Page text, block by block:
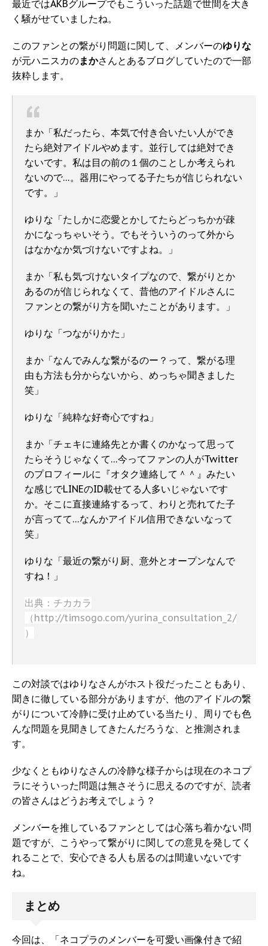
最近ではAKBグループでもこういった話題で世間を大き
く騒がせていましたね。
このファンとの繋がり問題に関して、メンバーのゆりな
が元ハニスカのまかさんとあるブログしていたので一部
抜粋します。
まか「私だったら、本気で付き合いたい人ができ
たら絶対アイドルやめます。並行しては絶対でき
ないです。私は目の前の１個のことしか考えられ
ないので…。器用にやってる子たちが信じられない
です。」
ゆりな「たしかに恋愛とかしてたらどっちかが疎
かになっちゃいそう。でもそういうのって外から
はなかなか気づけないですよね。」
まか「私も気づけないタイプなので、繋がりとか
あるのが信じられなくて、昔他のアイドルさんに
ファンとの繋がり方を聞いたことがあります。」
ゆりな「つながりかた」
まか「なんでみんな繋がるのー？って、繋がる理
由も方法も分からないから、めっちゃ聞きました
笑」
ゆりな「純粋な好奇心ですね」
まか「チェキに連絡先とか書くのかなって思って
たらそうじゃなくて…今ってファンの人がTwitter
のプロフィールに『オタク連絡して＾＾』みたい
な感じでLINEのID載せてる人多いじゃないです
か。そこに直接連絡するって、わりと売れてた子
が言ってて…なんかアイドル信用できないなって
笑」
ゆりな「最近の繋がり厨、意外とオープンなんで
すね！」
出典：チカカラ
（http://timsogo.com/yurina_consultation_2/
）
この対談ではゆりなさんがホスト役だったこともあり、
聞きに徹している部分がありますが、他のアイドルの繋
がりについて冷静に受け止めている当たり、周りでも色
んな問題を見聞きしてきたんだろうな、と推測されま
す。
少なくともゆりなさんの冷静な様子からは現在のネコプ
ラにそういった問題は無さそうに思えるのですが、読者
の皆さんはどうお考えでしょう？
メンバーを推しているファンとしては心落ち着かない問
題ですが、こうやって繋がりに関しての意見を発してく
れることで、安心できる人も居るのは間違いないです
ね。
まとめ
今回は、「ネコプラのメンバーを可愛い画像付きで紹